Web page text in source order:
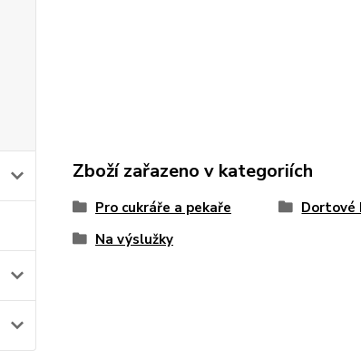
Zboží zařazeno v kategoriích
Pro cukráře a pekaře Dortové
Na výslužky